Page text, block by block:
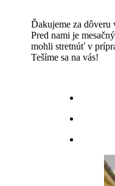
Ďakujeme za dôveru
Pred nami je
mohli stretnúť v
Tešíme sa na vás!